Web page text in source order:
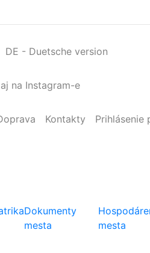
DE - Duetsche version
na Instagram-e
Kontakty Prihlásenie
Dokumenty
mesta
mesta